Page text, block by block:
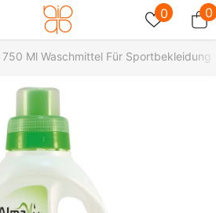
0 00
750 Ml Waschmittel Für Sportbekleidung